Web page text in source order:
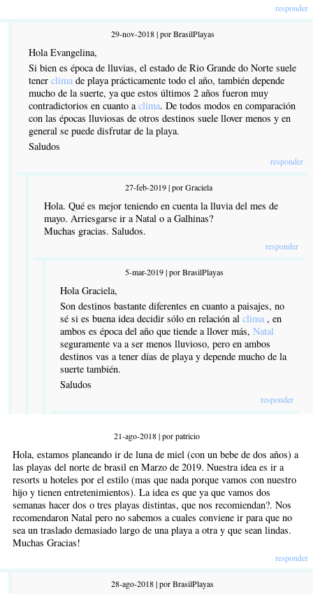
responder
29-nov-2018 | por BrasilPlayas
Hola Evangelina,
Si bien es época de lluvias, el estado de Rio Grande do Norte suele
tener climade playa prácticamente todo el año, también depende
mucho de la suerte, ya que estos últimos 2 años fueron muy
contradictorios en cuanto a clima. De todos modos en comparación
con las épocas lluviosas de otros destinos suele llover menos y en
general se puede disfrutar de la playa.
Saludos
responder
27-feb-2019 | por Graciela
Hola. Qué es mejor teniendo en cuenta la lluvia del mes de
mayo. Arriesgarse ir a Natal o a Galhinas?
Muchas gracias. Saludos.
responder
5-mar-2019 | por BrasilPlayas
Hola Graciela,
Son destinos bastante diferentes en cuanto a paisajes, no
sé si es buena idea decidir sólo en relación alclima , en
ambos es época del año que tiende a llover más,Natal
seguramente va a ser menos lluvioso, pero en ambos
destinos vas a tener días de playa y depende mucho de la
suerte también.
Saludos
responder
21-ago-2018 | por patricio
Hola, estamos planeando ir de luna de miel (con un bebe de dos años) a
las playas del norte de brasil en Marzo de 2019. Nuestra idea es ir a
resorts u hoteles por el estilo (mas que nada porque vamos con nuestro
hijo y tienen entretenimientos). La idea es que ya que vamos dos
semanas hacer dos o tres playas distintas, que nos recomiendan?. Nos
recomendaron Natal pero no sabemos a cuales conviene ir para que no
sea un traslado demasiado largo de una playa a otra y que sean lindas.
Muchas Gracias!
responder
28-ago-2018 | por BrasilPlayas